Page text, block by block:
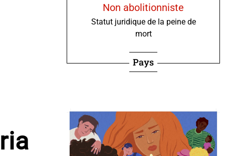
Non abolitionniste
Statut juridique de la peine de
mort
Pays